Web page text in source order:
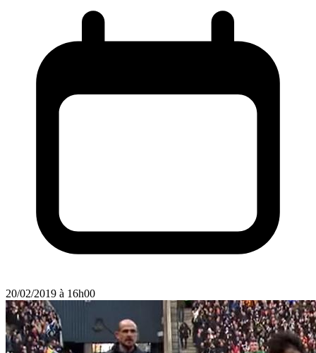
20/02/2019 à 16h00